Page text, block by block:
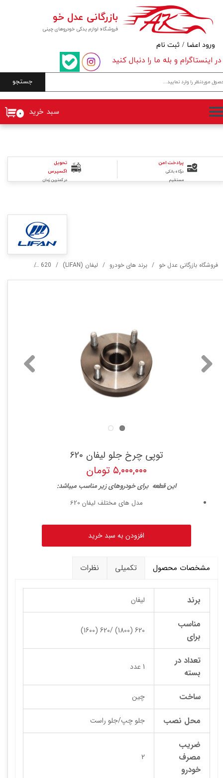
فروشگاه لوازم یدکی خودروهای چینی
بازرگانی عدل خو
جستجو
۰ سبد خرید
در اینستاگرام و بله ما را دنبال کنید
ورود اعضا / ثبت نام
حساب کاربری من
تغییر گذر واژه
سفارشات
خروج از حساب کاربری
فروشگاه بازرگانی عدل خو برند های خودرو لیفان (LIFAN) 620
توپی چرخ جلو لیفان 620
۵,۰۰۰,۰۰۰ تومان
این قطعه برای خودروهای زیر مناسب میباشد:
مدل های مختلف لیفان 620
افزودن به سبد خرید
مشخصات محصول تکمیلی نظرات
برند لیفان
مناسب
برای
620 (1800) /620 (1600)
تعداد در
بسته
1 عدد
ساخت چین
محل نصب جلو چپ/جلو راست
ضریب
مصرف
خودرو
2
تحویل
اکسپرس
در کمترین زمان
پرادخت امن
درگاه بانکی
مستقیم